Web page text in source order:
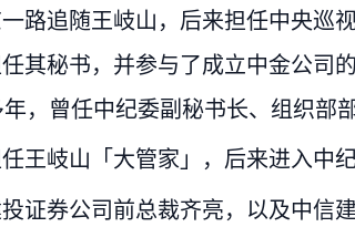
路追随王岐山，后来担任中央巡
其秘书，并参与了成立中金公司
，曾任中纪委副秘书长、组织部部
王岐山「大管家」，后来进入中纪
证券公司前总裁齐亮，以及中信